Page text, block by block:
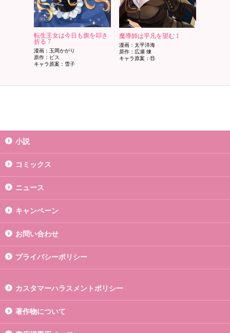
転生王女は今日も旗を叩き
折る 7
漫画：玉岡かがり
原作：ビス
キャラ原案：雪子
魔導師は平凡を望む 1
漫画：太平洋海
原作：広瀬 煉
キャラ原案：⑪
小説
コミックス
ニュース
キャンペーン
お問い合わせ
プライバシーポリシー
カスタマーハラスメントポリシー
著作物について